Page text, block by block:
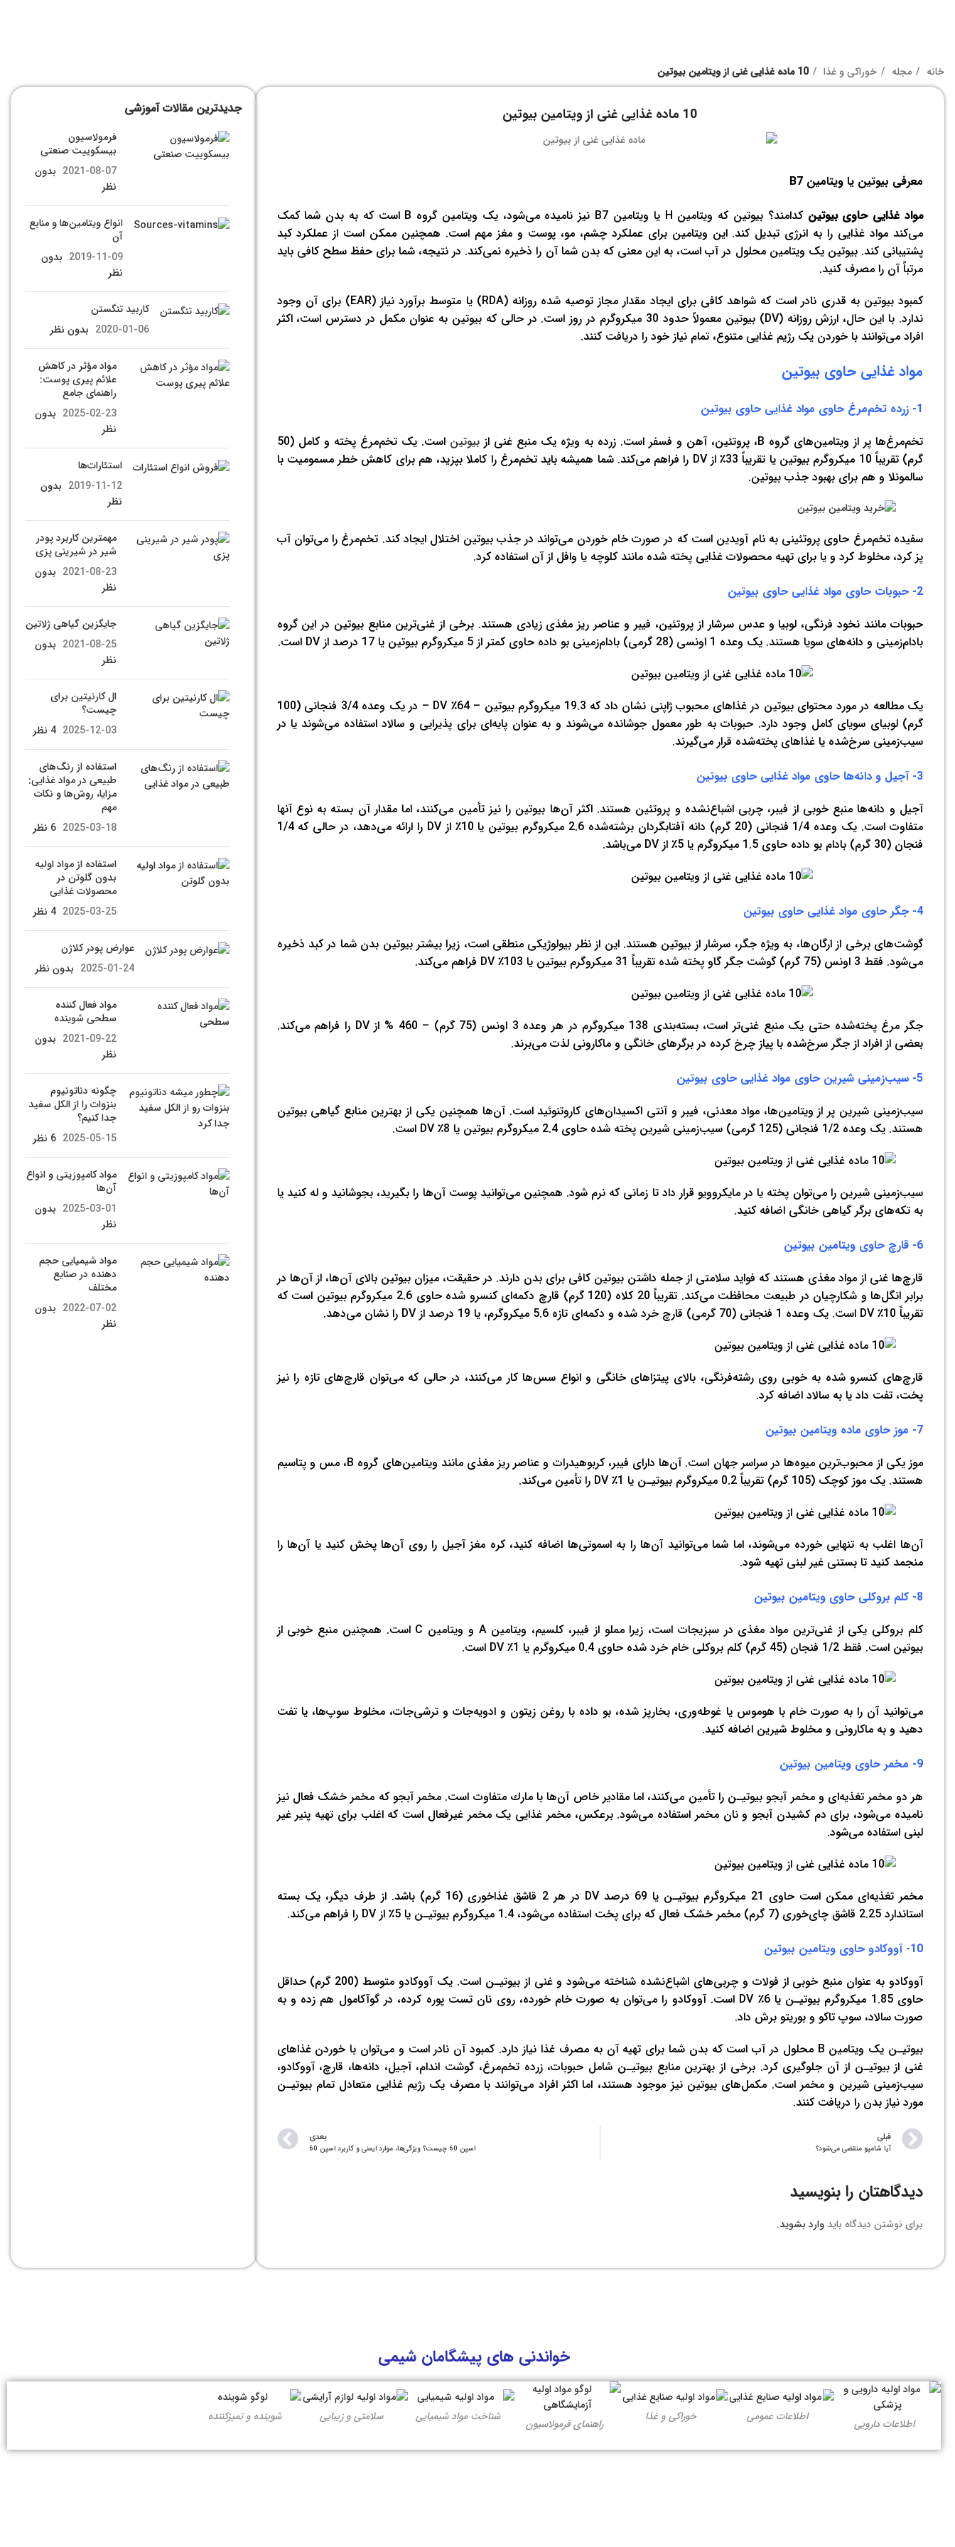
خانه مجله خوراکی و غذا 10 ماده غذایی غنی از ویتامین بیوتین
10 ماده غذایی غنی از ویتامین بیوتین
معرفی بیوتین یا ویتامین B7
مواد غذایی حاوی بیوتین
کدامند؟ بیوتین که ویتامین H یا ویتامین B7 نیز نامیده می‌شود، یک ویتامین گروه B است که به بدن شما کمک
می‌کند مواد غذایی را به انرژی تبدیل کند. این ویتامین برای عملکرد چشم، مو، پوست و مغز مهم است. همچنین ممکن است از عملکرد کبد
پشتیبانی کند. بیوتین یک ویتامین محلول در آب است، به این معنی که بدن شما آن را ذخیره نمی‌کند. در نتیجه، شما برای حفظ سطح کافی باید
مرتباً آن را مصرف کنید.
کمبود بیوتین به قدری نادر است که شواهد کافی برای ایجاد مقدار مجاز توصیه شده روزانه (RDA) یا متوسط برآورد نیاز (EAR) برای آن وجود
ندارد. با این حال، ارزش روزانه (DV
) بیوتین معمولاً حدود 30 میکروگرم در روز است. در حالی که بیوتین به عنوان مکمل در دسترس است، اکثر
افراد می‌توانند با خوردن یک رژیم غذایی متنوع، تمام نیاز خود را دریافت کنند.
مواد غذایی حاوی بیوتین
1- زرده تخم‌مرغ حاوی مواد غذایی حاوی بیوتین
تخم‌مرغ‌ها پر از ویتامین‌های گروه B، پروتئین، آهن و فسفر است. زرده به ویژه یک منبع غنی از
بیوتین
است. یک تخم‌مرغ پخته و کامل (50
گرم) تقریباً 10 میکروگرم بیوتین یا تقریباً 33٪ از DV را فراهم می‌کند. شما همیشه باید تخم‌مرغ را کاملا بپزید، هم برای کاهش خطر مسمومیت با
سالمونلا و هم برای بهبود جذب بیوتین.
سفیده تخم‌مرغ حاوی پروتئینی به نام آویدین است که در صورت خام خوردن می‌تواند در جذب بیوتین اختلال ایجاد کند. تخم‌مرغ را می‌توان آب
پز کرد، مخلوط کرد و یا برای تهیه محصولات غذایی پخته شده مانند کلوچه یا وافل از آن استفاده کرد.
2- حبوبات حاوی مواد غذایی حاوی بیوتین
حبوبات مانند نخود فرنگی، لوبیا و عدس سرشار از پروتئین، فیبر و عناصر ریز مغذی زیادی هستند. برخی از غنی‌ترین منابع بیوتین در این گروه
بادام‌زمینی و دانه‌های سویا هستند. یک وعده 1 اونسی (28 گرمی) بادام‌زمینی بو داده حاوی کمتر از 5 میکروگرم بیوتین یا 17 درصد از DV است.
یک مطالعه در مورد محتوای بیوتین در غذاهای محبوب ژاپنی نشان داد که 19.3 میکروگرم بیوتین – 64٪ DV – در یک وعده 3/4 فنجانی (100
گرم) لوبیای سویای کامل وجود دارد. حبوبات به طور معمول جوشانده می‌شوند و به عنوان پایه‌ای برای پذیرایی و سالاد استفاده می‌شوند یا در
سیب‌زمینی سرخ‌شده یا غذاهای پخته‌شده قرار می‌گیرند.
3- آجیل و دانه‌ها حاوی مواد غذایی حاوی بیوتین
آجیل و دانه‌ها منبع خوبی از فیبر، چربی اشباع‌نشده و پروتئین هستند. اکثر آن‌ها بیوتین را نیز تأمین می‌کنند، اما مقدار آن بسته به نوع آنها
متفاوت است. یک وعده 1/4 فنجانی (20 گرم) دانه آفتابگردان برشته‌شده 2.6 میکروگرم بیوتین یا 10٪ از DV را ارائه می‌دهد، در حالی که 1/4
فنجان (30 گرم) بادام بو داده حاوی 1.5 میکروگرم یا 5٪ از DV می‌باشد.
4- جگر حاوی مواد غذایی حاوی بیوتین
گوشت‌های برخی از ارگان‌ها، به ویژه جگر، سرشار از بیوتین هستند. این از نظر بیولوژیکی منطقی است، زیرا بیشتر بیوتین بدن شما در کبد ذخیره
می‌شود. فقط 3 اونس (75 گرم) گوشت جگر گاو پخته شده تقریباً 31 میکروگرم بیوتین یا 103٪ DV فراهم می‌کند.
جگر مرغ پخته‌شده حتی یک منبع غنی‌تر است، بسته‌بندی 138 میکروگرم در هر وعده 3 اونس (75 گرم) – 460 % از DV را فراهم می‌کند.
بعضی از افراد از جگر سرخ‌شده با پیاز چرخ کرده در برگرهای خانگی و ماکارونی لذت می‌برند.
5- سیب‌زمینی شیرین حاوی مواد غذایی حاوی بیوتین
سیب‌زمینی شیرین پر از ویتامین‌ها، مواد معدنی، فیبر و آنتی اکسیدان‌های کاروتنوئید است. آن‌ها همچنین یکی از بهترین منابع گیاهی بیوتین
هستند. یک وعده 1/2 فنجانی (125 گرمی) سیب‌زمینی شیرین پخته شده حاوی 2.4 میکروگرم بیوتین یا 8٪ DV است.
سیب‌زمینی شیرین را می‌توان پخته یا در مایکروویو قرار داد تا زمانی که نرم شود. همچنین می‌توانید پوست آن‌ها را بگیرید، بجوشانید و له کنید یا
به تکه‌های برگر گیاهی خانگی اضافه کنید.
6- قارچ حاوی ویتامین بیوتین
قارچ‌ها غنی از مواد مغذی هستند که فواید سلامتی از جمله داشتن بیوتین کافی برای بدن دارند. در حقیقت، میزان بیوتین بالای آن‌ها، از آن‌ها در
برابر انگل‌ها و شکارچیان در طبیعت محافظت می‌کند. تقریباً 20 کلاه (120 گرم) قارچ دکمه‌ای کنسرو شده حاوی 2.6 میکروگرم بیوتین است که
تقریباً 10٪ DV است. یک وعده 1 فنجانی (70 گرمی) قارچ خرد شده و دکمه‌ای تازه 5.6 میکروگرم، یا 19 درصد از DV را نشان می‌دهد.
قارچ‌های کنسرو شده به خوبی روی رشته‌فرنگی، بالای پیتزاهای خانگی و انواع سس‌ها کار می‌کنند، در حالی که می‌توان قارچ‌های تازه را نیز
پخت، تفت داد یا به سالاد اضافه کرد.
7- موز حاوی ماده ویتامین بیوتین
موز یکی از محبوب‌ترین میوه‌ها در سراسر جهان است. آن‌ها دارای فیبر، کربوهیدرات و عناصر ریز مغذی مانند ویتامین‌های گروه B، مس و پتاسیم
هستند. یک موز کوچک (105 گرم) تقریباً 0.2 میکروگرم بیوتیـن یا 1٪ DV را تأمین می‌کند.
آن‌ها اغلب به تنهایی خورده می‌شوند، اما شما می‌توانید آن‌ها را به اسموتی‌ها اضافه کنید، کره مغز آجیل را روی آن‌ها پخش کنید یا آن‌ها را
منجمد کنید تا بستنی غیر لبنی تهیه شود.
8- کلم بروکلی حاوی ویتامین بیوتین
کلم بروکلی یکی از غنی‌ترین مواد مغذی در سبزیجات است، زیرا مملو از فیبر، کلسیم، ویتامین‌ A و ویتامین C است. همچنین منبع خوبی از
بیوتین است. فقط 1/2 فنجان (45 گرم) کلم بروکلی خام خرد شده حاوی 0.4 میکروگرم یا 1٪ DV است.
می‌توانید آن را به صورت خام با هوموس یا غوطه‌وری، بخارپز شده، بو داده با روغن زیتون و ادویه‌جات و ترشی‌جات، مخلوط سوپ‌ها، یا تفت
دهید و به ماکارونی و مخلوط شیرین اضافه کنید.
9- مخمر حاوی ویتامین بیوتین
هر دو مخمر تغذیه‌ای و مخمر آبجو بیوتیـن را تأمین می‌كنند، اما مقادیر خاص آن‌ها با مارك متفاوت است. مخمر آبجو که مخمر خشک فعال نیز
نامیده می‌شود، برای دم کشیدن آبجو و نان مخمر استفاده می‌شود. برعکس، مخمر غذایی یک مخمر غیرفعال است که اغلب برای تهیه پنیر غیر
لبنی استفاده می‌شود.
مخمر تغذیه‌ای ممکن است حاوی 21 میکروگرم بیوتیـن یا 69 درصد DV در هر 2 قاشق غذاخوری (16 گرم) باشد. از طرف دیگر، یک بسته
استاندارد 2.25 قاشق چای‌خوری (7 گرم) مخمر خشک فعال که برای پخت استفاده می‌شود، 1.4 میکروگرم بیوتیـن یا 5٪ از DV را فراهم می‌کند.
10- آووکادو حاوی ویتامین بیوتین
آووکادو به عنوان منبع خوبی از فولات و چربی‌های اشباع‌نشده شناخته می‌شود و غنی از بیوتیـن است. یک آووکادو متوسط ​​(200 گرم) حداقل
حاوی 1.85 میکروگرم بیوتیـن یا 6٪ DV است. آووکادو را می‌توان به صورت خام خورده، روی نان تست پوره کرده، در گوآکامول هم زده و به
صورت سالاد، سوپ تاکو و بوریتو برش داد.
بیوتیـن یک ویتامین B محلول در آب است که بدن شما برای تهیه آن به مصرف غذا نیاز دارد. کمبود آن نادر است و می‌توان با خوردن غذاهای
غنی از بیوتیـن از آن جلوگیری کرد. برخی از بهترین منابع بیوتیـن شامل حبوبات، زرده تخم‌مرغ، گوشت اندام، آجیل، دانه‌ها، قارچ، آووکادو،
سیب‌زمینی شیرین و مخمر است. مکمل‌های بیوتین نیز موجود هستند، اما اکثر افراد می‌توانند با مصرف یک رژیم غذایی متعادل تمام بیوتیـن
مورد نیاز بدن را دریافت کنند.
قبلی
آیا شامپو منقضی می‌شود؟
بعدی
اسپن 60 چیست؟ ویژگی‌ها، موارد ایمنی و کاربرد اسپن 60
دیدگاهتان را بنویسید
برای نوشتن دیدگاه باید وارد بشوید.
جدیدترین مقالات آموزشی
فرمولاسیون
بیسکوییت صنعتی
2021-08-07 بدون
نظر
انواع ویتامین‌ها و منابع
آن
2019-11-09 بدون
نظر
کاربید تنگستن
2020-01-06 بدون نظر
مواد مؤثر در کاهش
علائم پیری پوست:
راهنمای جامع
2025-02-23 بدون
نظر
استئارات‌ها
2019-11-12 بدون
نظر
مهمترین کاربرد پودر
شیر در شیرینی پزی
2021-08-23 بدون
نظر
جایگزین گیاهی ژلاتین
2021-08-25 بدون
نظر
ال کارنیتین برای
چیست؟
2025-12-03 4 نظر
استفاده از رنگ‌های
طبیعی در مواد غذایی:
مزایا، روش‌ها و نکات
مهم
2025-03-18 6 نظر
استفاده از مواد اولیه
بدون گلوتن در
محصولات غذایی
2025-03-25 4 نظر
عوارض پودر کلاژن
2025-01-24 بدون نظر
مواد فعال کننده
سطحی شوینده
2021-09-22 بدون
نظر
چگونه دناتونیوم
بنزوات را از الکل سفید
جدا کنیم؟
2025-05-15 6 نظر
مواد کامپوزیتی و انواع
آن‌ها
2025-03-01 بدون
نظر
مواد شیمیایی حجم
دهنده در صنایع
مختلف
2022-07-02 بدون
نظر
خواندنی های پیشگامان شیمی
اطلاعات دارویی اطلاعات عمومی خوراکی و غذا راهنمای فرمولاسیون شناخت مواد شیمیایی سلامتی و زیبایی شوینده و تمیزکننده